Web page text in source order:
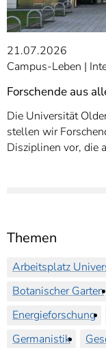
Themen
Arbeitsplatz
Botanischer Garten
Energieforschung
Germanistik
21.07.2026
Campus-Leben
Forschende aus
Die Universität
stellen wir
Disziplinen vor, die